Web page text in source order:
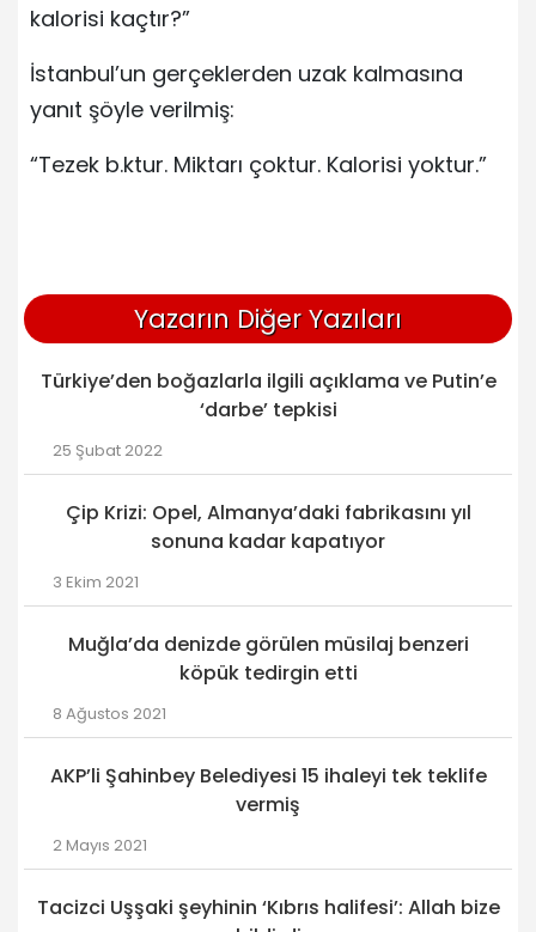
kalorisi kaçtır?”
İstanbul’un gerçeklerden uzak kalmasına
yanıt şöyle verilmiş:
“Tezek b.ktur. Miktarı çoktur. Kalorisi yoktur.”
Yazarın Diğer Yazıları
Türkiye’den boğazlarla ilgili açıklama ve Putin’e
‘darbe’ tepkisi
25 Şubat 2022
Çip Krizi: Opel, Almanya’daki fabrikasını yıl
sonuna kadar kapatıyor
3 Ekim 2021
Muğla’da denizde görülen müsilaj benzeri
köpük tedirgin etti
8 Ağustos 2021
AKP’li Şahinbey Belediyesi 15 ihaleyi tek teklife
vermiş
2 Mayıs 2021
Tacizci Uşşaki şeyhinin ‘Kıbrıs halifesi’: Allah bize